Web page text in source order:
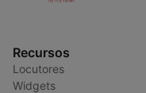
Recursos
Locutores
Widgets